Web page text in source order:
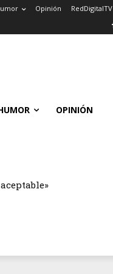
Opinión RedDigitalTV
OPINIÓN